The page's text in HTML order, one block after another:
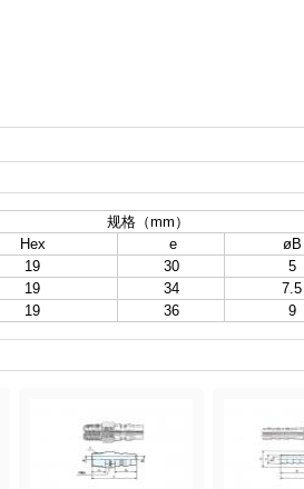
规格（mm）
Hex e øB
19 30 5
19 34 7.5
19 36 9